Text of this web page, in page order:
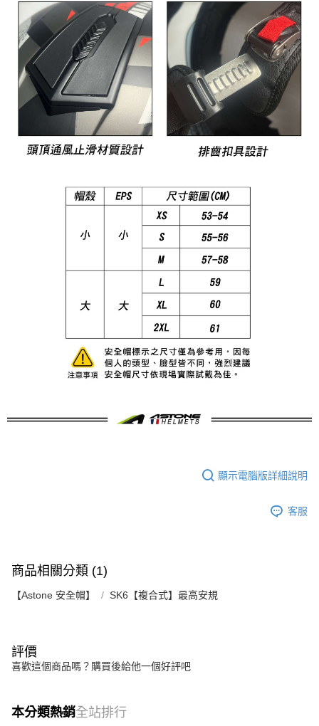
顯示電腦版詳細說明
客服
商品相關分類 (1)
【Astone 安全帽】 SK6【複合式】最高安規
評價
喜歡這個商品嗎？購買後給他一個好評吧
本分類熱銷全站排行